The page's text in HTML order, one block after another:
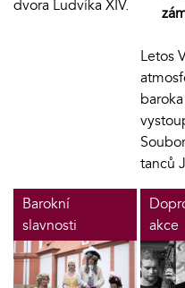
dvora Ludvíka XIV.
Letos
tanců
Barokní
slavnosti
akce